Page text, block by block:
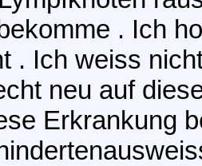
. Ich
. Ich weiss
neu auf
Erkrankung